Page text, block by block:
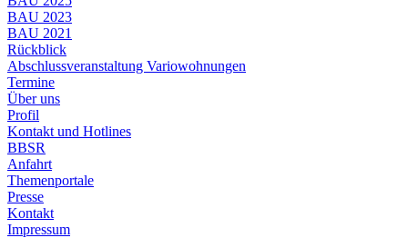
BAU 2023
BAU 2021
Rückblick
Abschlussveranstaltung Variowohnungen
Termine
Über uns
Profil
Kontakt und Hotlines
BBSR
Anfahrt
Themenportale
Presse
Kontakt
Impressum